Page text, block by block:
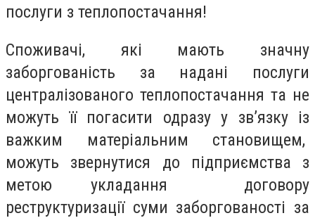
послуги з теплопостачання!
Споживачі, які мають значну
заборгованість за надані послуги
централізованого теплопостачання та не
можуть її погасити одразу у зв’язку із
важким матеріальним становищем,
можуть звернутися до підприємства з
метою укладання договору
реструктуризації суми заборгованості за